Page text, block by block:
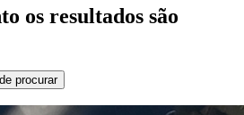
os resultados são
procurar